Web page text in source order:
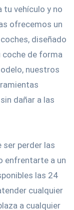
tu vehículo y no
ofrecemos un
diseñado
coche de forma
nuestros
dañar a las
ser perder las
enfrentarte a un
las 24
cualquier
a cualquier